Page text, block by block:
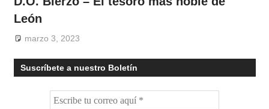
León
marzo 3, 2023
Suscríbete a nuestro Boletín